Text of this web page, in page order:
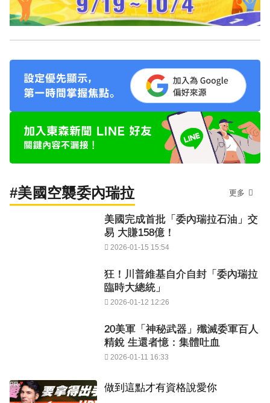
#美國空襲委內瑞拉 更多
美國完成首批「委內瑞拉石油」交
易 大賺158億！
2026-01-15 15:54
狂！川普維基自介自封「委內瑞拉
臨時大總統」
2026-01-12 12:26
20美軍「神秘武器」殲滅委軍百人
精銳 生還者憶：集體吐血
2026-01-11 16:33
做到這點才有資格說愛你
PR